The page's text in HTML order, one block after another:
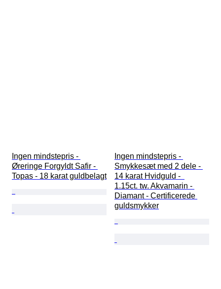
Ingen mindstepris -
Øreringe Forgyldt Safir -
Topas - 18 karat guldbelagt
Ingen mindstepris -
Smykkesæt med 2 dele -
14 karat Hvidguld -
1.15ct. tw. Akvamarin -
Diamant - Certificerede
guldsmykker